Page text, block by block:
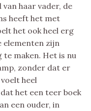
haar vader, de
heeft het met
het ook heel erg
elementen zijn
maken. Het is nu
zonder dat er
heel
het een teer boek
een ouder, in